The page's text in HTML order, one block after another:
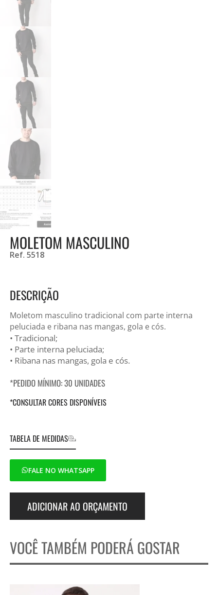
MOLETOM MASCULINO
Ref. 5518
DESCRIÇÃO
Moletom masculino tradicional com parte interna
peluciada e ribana nas mangas, gola e cós.
• Tradicional;
• Parte interna peluciada;
• Ribana nas mangas, gola e cós.
*PEDIDO MÍNIMO: 30 UNIDADES
*CONSULTAR CORES DISPONÍVEIS
TABELA DE MEDIDAS
FALE NO WHATSAPP
ADICIONAR AO ORÇAMENTO
VOCÊ TAMBÉM PODERÁ GOSTAR